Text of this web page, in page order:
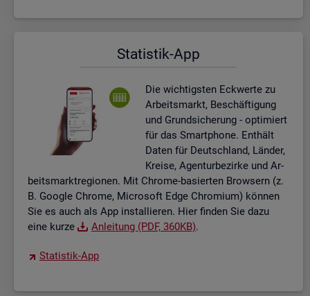
Sta­tis­tik-App
Die wich­tigs­ten Eck­wer­te zu
Ar­beits­markt, Be­schäf­ti­gung
und Grund­si­che­rung - op­ti­miert
für das Smart­pho­ne. Ent­hält
Daten für Deutsch­land, Län­der,
Krei­se, Agen­tur­be­zir­ke und Ar­
beits­markt­re­gio­nen. Mit Chro­me-ba­sier­ten Brow­sern (z.
B. Goog­le Chro­me, Mi­cro­soft Edge Chro­mi­um) kön­nen
Sie es auch als App in­stal­lie­ren. Hier fin­den Sie dazu
eine kurze
An­lei­tung (PDF, 360KB).
Sta­tis­tik-App